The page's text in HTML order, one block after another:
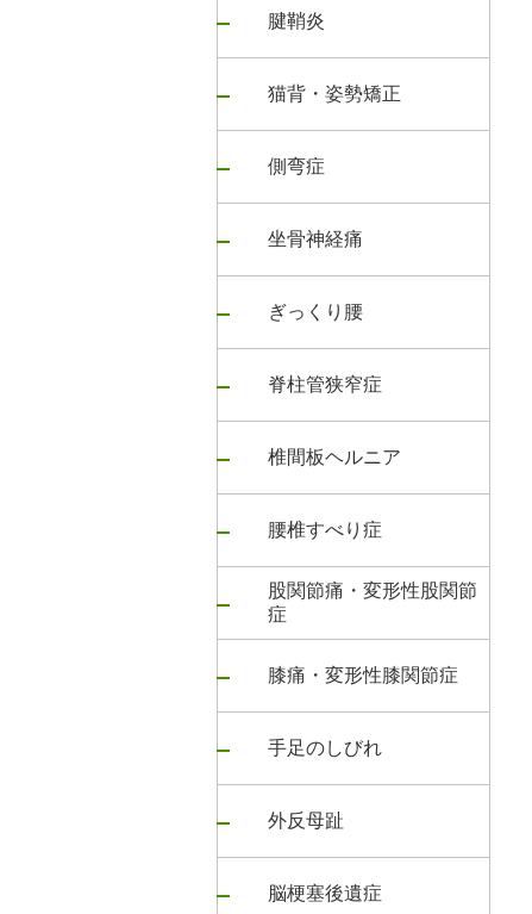
腱鞘炎
猫背・姿勢矯正
側弯症
坐骨神経痛
ぎっくり腰
脊柱管狭窄症
椎間板ヘルニア
腰椎すべり症
股関節痛・変形性股関節
症
膝痛・変形性膝関節症
手足のしびれ
外反母趾
脳梗塞後遺症